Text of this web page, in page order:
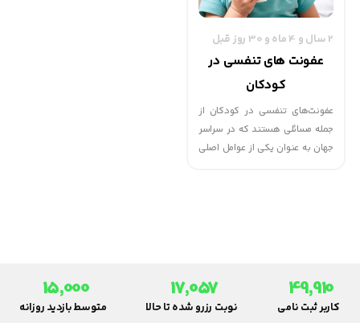
2 سال و 4 ماه و 30 روز قبل
عفونت‌ های تنفسی در
کودکان
عفونت‌های تنفسی در کودکان از
جمله مسائلی هستند که در سراسر
جهان به عنوان یکی از عوامل اصلی
کودکان شامل عطسه، سرفه، تب،
خستگی و تنگی نفس می‌شود و
ممکن است در صورت عدم درمان
49,910
کاربر ثبت نامی
17,057
نوبت رزرو شده تا حالا
15,000
متوسط بازدید روزانه